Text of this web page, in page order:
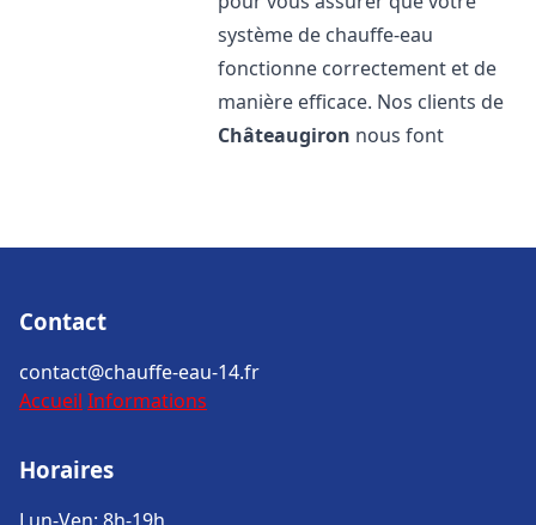
système de chauffe-eau
fonctionne correctement et de
manière efficace. Nos clients de
Châteaugiron nous font
Contact
contact@chauffe-eau-14.fr
Accueil Informations
Horaires